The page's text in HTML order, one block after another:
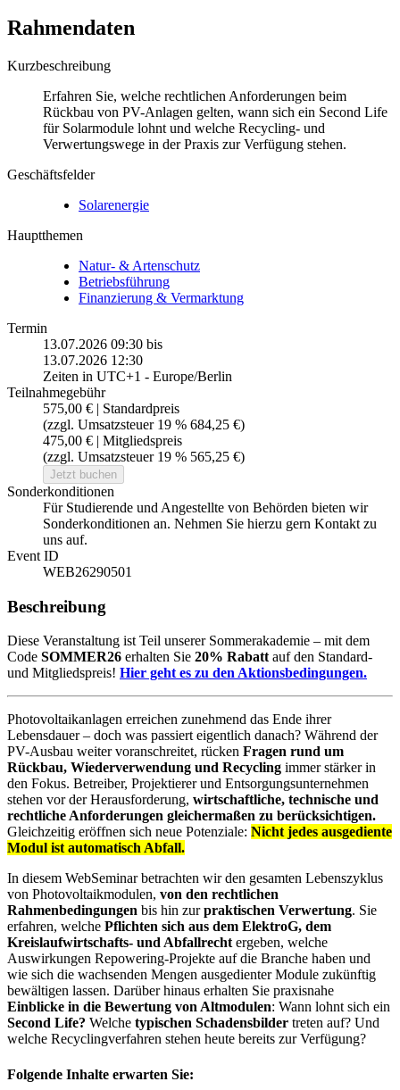
Rahmendaten
Kurzbeschreibung
Erfahren Sie, welche rechtlichen Anforderungen beim
Rückbau von PV-Anlagen gelten, wann sich ein Second Life
für Solarmodule lohnt und welche Recycling- und
Verwertungswege in der Praxis zur Verfügung stehen.
Geschäftsfelder
Solarenergie
Hauptthemen
Natur- & Artenschutz
Betriebsführung
Finanzierung & Vermarktung
Termin
13.07.2026 09:30 bis
13.07.2026 12:30
Zeiten in UTC+1 - Europe/Berlin
Teilnahmegebühr
575,00 € | Standardpreis
(zzgl. Umsatzsteuer 19 % 684,25 €)
475,00 € | Mitgliedspreis
(zzgl. Umsatzsteuer 19 % 565,25 €)
Jetzt buchen
Sonderkonditionen
Für Studierende und Angestellte von Behörden bieten wir
Sonderkonditionen an. Nehmen Sie hierzu gern Kontakt zu
uns auf.
Event ID
WEB26290501
Beschreibung
Diese Veranstaltung ist Teil unserer Sommerakademie – mit dem
Code SOMMER26 erhalten Sie 20% Rabatt auf den Standard-
und Mitgliedspreis! Hier geht es zu den Aktionsbedingungen.
Photovoltaikanlagen erreichen zunehmend das Ende ihrer
Lebensdauer – doch was passiert eigentlich danach? Während der
PV-Ausbau weiter voranschreitet, rücken Fragen rund um
Rückbau, Wiederverwendung und Recycling immer stärker in
den Fokus. Betreiber, Projektierer und Entsorgungsunternehmen
stehen vor der Herausforderung, wirtschaftliche, technische und
rechtliche Anforderungen gleichermaßen zu berücksichtigen.
Gleichzeitig eröffnen sich neue Potenziale: Nicht jedes ausgediente
Modul ist automatisch Abfall.
In diesem WebSeminar betrachten wir den gesamten Lebenszyklus
von Photovoltaikmodulen, von den rechtlichen
Rahmenbedingungen bis hin zurpraktischen Verwertung. Sie
erfahren, welche Pflichten sich aus dem ElektroG, dem
Kreislaufwirtschafts- und Abfallrecht ergeben, welche
Auswirkungen Repowering-Projekte auf die Branche haben und
wie sich die wachsenden Mengen ausgedienter Module zukünftig
bewältigen lassen. Darüber hinaus erhalten Sie praxisnahe
Einblicke in die Bewertung von Altmodulen: Wann lohnt sich ein
Second Life? Welche typischen Schadensbilder treten auf? Und
welche Recyclingverfahren stehen heute bereits zur Verfügung?
Folgende Inhalte erwarten Sie: